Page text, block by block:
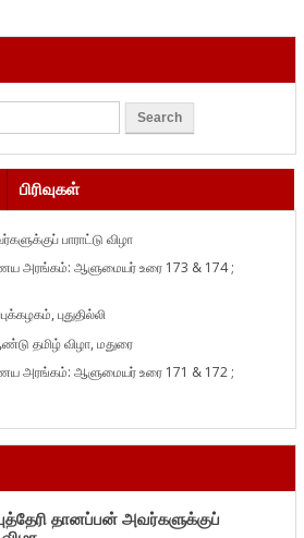
பிரிவுகள்
பாராட்டு விழா
அரங்கம்: ஆளுமையர் உரை 173 & 174 ;
புதுதில்லி
தமிழ் விழா, மதுரை
அரங்கம்: ஆளுமையர் உரை 171 & 172 ;
தானப்பன் அவர்களுக்குப்